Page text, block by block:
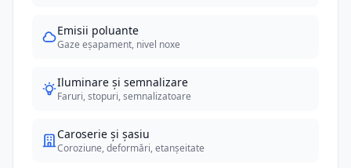
Emisii poluante
Gaze eșapament, nivel noxe
Iluminare și semnalizare
Faruri, stopuri, semnalizatoare
Caroserie și șasiu
Coroziune, deformări, etanșeitate